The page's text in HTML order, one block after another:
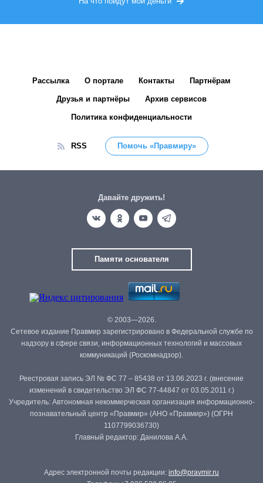
Рассылка О портале Контакты Партнёрам
Друзья и партнёры Архив сервисов
Политика конфиденциальности
RSS Помочь «Правмиру»
Давайте дружить!
Памяти основателя
© 2003—2026.
Сетевое издание Правмир зарегистрировано в Федеральной службе по
надзору в сфере связи, информационных технологий и массовых
коммуникаций (Роскомнадзор).
Реестровая запись ЭЛ № ФС 77 – 85438 от 13.06.2023 г. (внесение
изменений в свидетельство ЭЛ ФС 77-44847 от 03.05.2011 г.)
Учредитель: Автономная некоммерческая организация информационно-
познавательный центр «Правмир» (АНО «Правмир») (ОГРН
1107799036730)
Главный редактор: Данилова А.А.
Адрес электронной почты редакции: info@pravmir.ru